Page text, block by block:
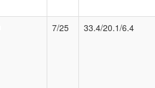
7/25 33.4/20.1/6.4